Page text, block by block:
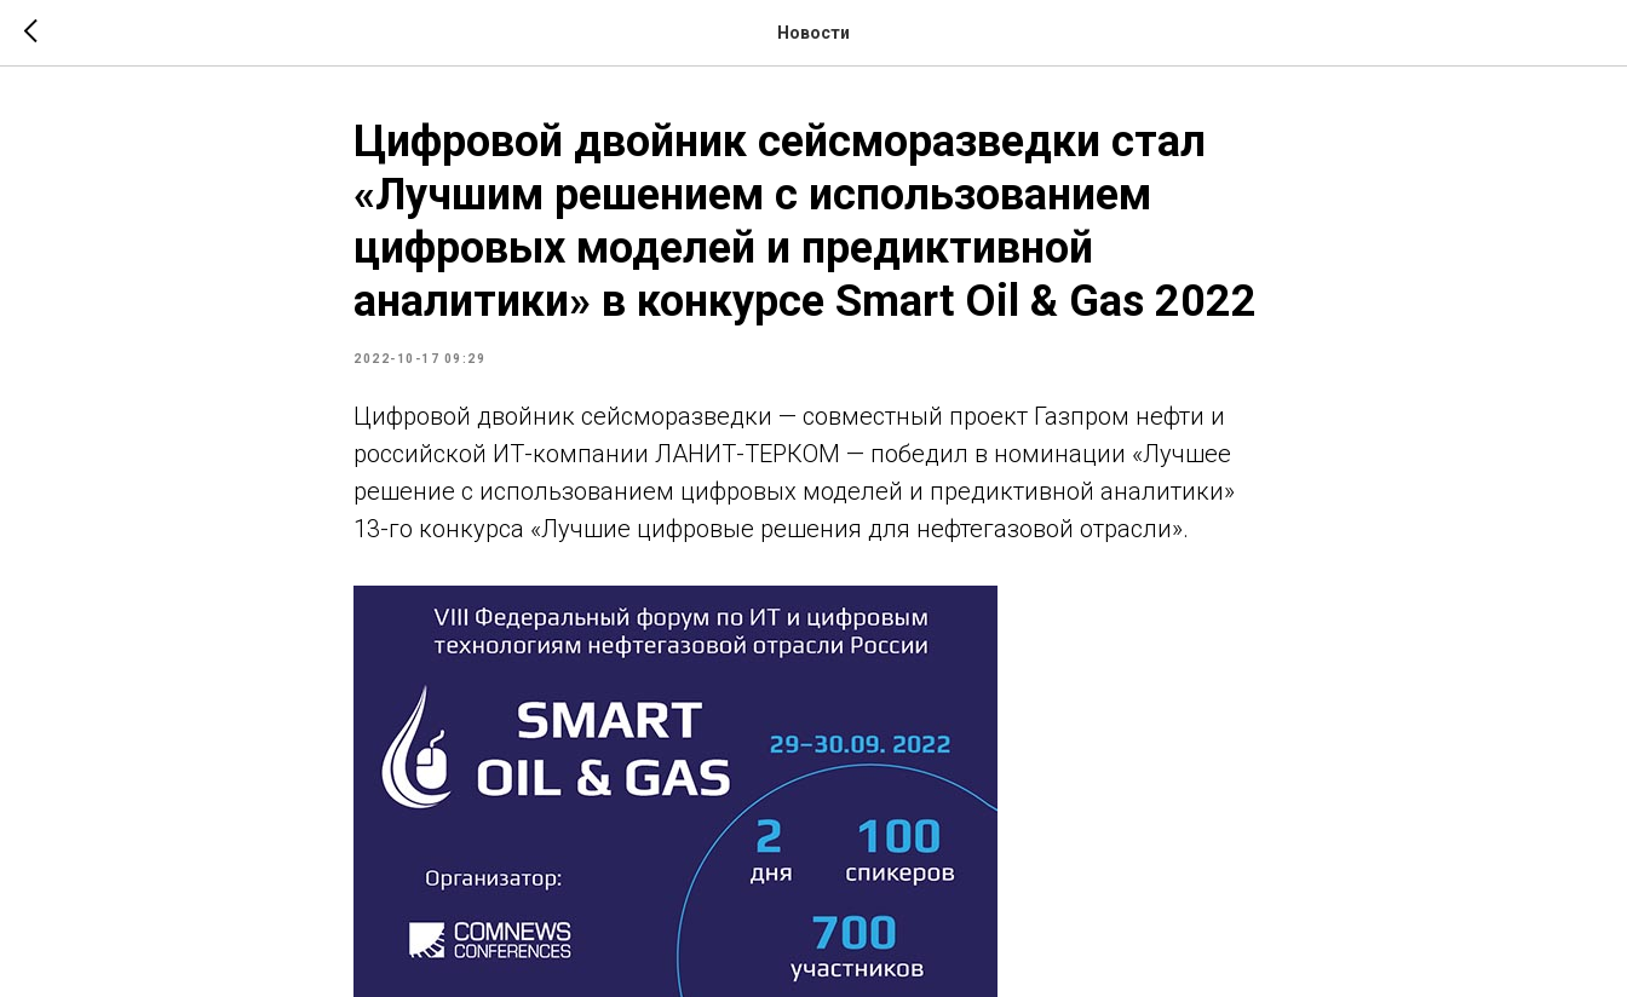
Новости
Цифровой двойник сейсморазведки стал
«Лучшим решением с использованием
цифровых моделей и предиктивной
аналитики» в конкурсе Smart Oil & Gas 2022
2022-10-17 09:29
Цифровой двойник сейсморазведки — совместный проект Газпром нефти и
российской ИТ-компании ЛАНИТ-ТЕРКОМ — победил в номинации «Лучшее
решение с использованием цифровых моделей и предиктивной аналитики»
13-го конкурса «Лучшие цифровые решения для нефтегазовой отрасли».